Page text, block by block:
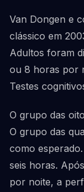
Van Dongen e
clássico em
Adultos foram
ou 8 horas por
Testes
O grupo das
O grupo das
como
seis horas.
por noite, a